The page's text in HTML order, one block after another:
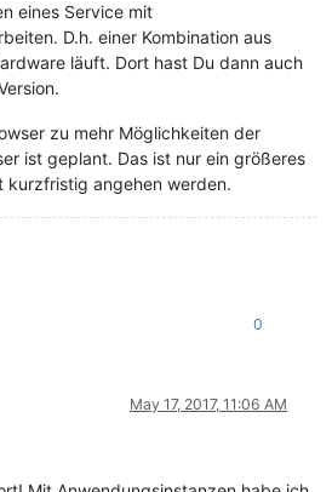
eines Service mit
D.h. einer Kombination aus
läuft. Dort hast Du dann auch
zu mehr Möglichkeiten der
ist geplant. Das ist nur ein größeres
kurzfristig angehen werden.
0
May 17, 2017, 11:06 AM